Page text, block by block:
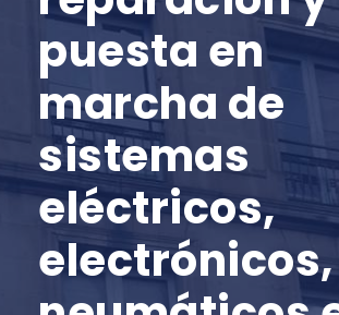
puesta en
marcha de
sistemas
eléctricos,
electrónicos,